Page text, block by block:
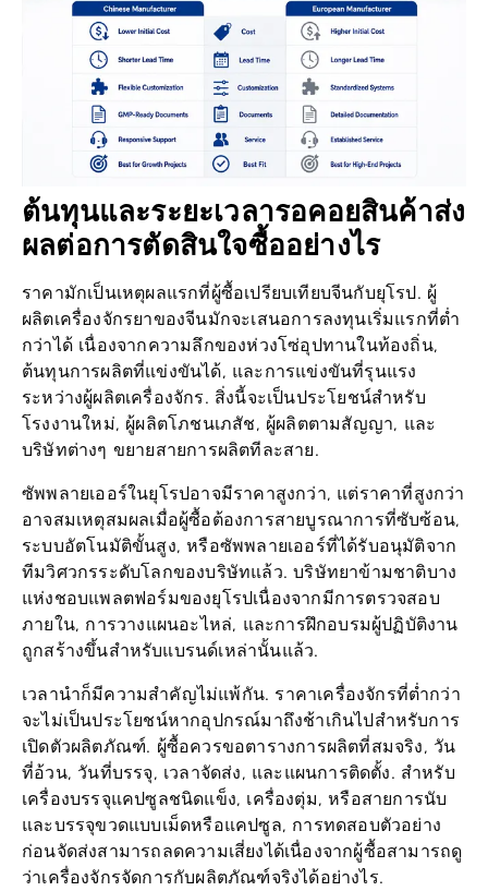
ต้นทุนและระยะเวลารอคอยสินค้าส่ง
ผลต่อการตัดสินใจซื้ออย่างไร
ผลิตเครื่องจักรยาของจีนมักจะเสนอการลงทุนเริ่มแรกที่ต่ำ
กว่าได้ เนื่องจากความลึกของห่วงโซ่อุปทานในท้องถิ่น,
ต้นทุนการผลิตที่แข่งขันได้, และการแข่งขันที่รุนแรง
ระหว่างผู้ผลิตเครื่องจักร. สิ่งนี้จะเป็นประโยชน์สำหรับ
โรงงานใหม่, ผู้ผลิตโภชนเภสัช, ผู้ผลิตตามสัญญา, และ
บริษัทต่างๆ ขยายสายการผลิตทีละสาย.
อาจสมเหตุสมผลเมื่อผู้ซื้อต้องการสายบูรณาการที่ซับซ้อน,
ระบบอัตโนมัติขั้นสูง, หรือซัพพลายเออร์ที่ได้รับอนุมัติจาก
ทีมวิศวกรระดับโลกของบริษัทแล้ว. บริษัทยาข้ามชาติบาง
แห่งชอบแพลตฟอร์มของยุโรปเนื่องจากมีการตรวจสอบ
ภายใน, การวางแผนอะไหล่, และการฝึกอบรมผู้ปฏิบัติงาน
ถูกสร้างขึ้นสำหรับแบรนด์เหล่านั้นแล้ว.
จะไม่เป็นประโยชน์หากอุปกรณ์มาถึงช้าเกินไปสำหรับการ
เปิดตัวผลิตภัณฑ์. ผู้ซื้อควรขอตารางการผลิตที่สมจริง, วัน
ที่อ้วน, วันที่บรรจุ, เวลาจัดส่ง, และแผนการติดตั้ง. สำหรับ
เครื่องบรรจุแคปซูลชนิดแข็ง, เครื่องตุ่ม, หรือสายการนับ
และบรรจุขวดแบบเม็ดหรือแคปซูล, การทดสอบตัวอย่าง
ก่อนจัดส่งสามารถลดความเสี่ยงได้เนื่องจากผู้ซื้อสามารถดู
ว่าเครื่องจักรจัดการกับผลิตภัณฑ์จริงได้อย่างไร.